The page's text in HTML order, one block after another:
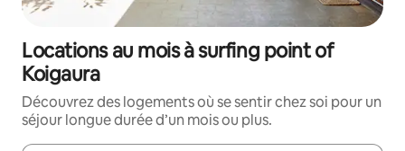
Locations au mois à surfing point of
Koigaura
Découvrez des logements où se sentir chez soi pour un
séjour longue durée d’un mois ou plus.